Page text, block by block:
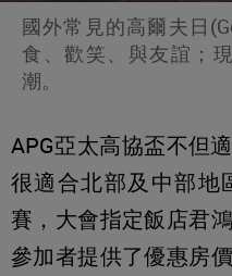
國外常見的高爾夫日
食、歡笑、與友誼；
潮。
APG亞太高協盃不但
很適合北部及中部地
賽，大會指定飯店君
參加者提供了優惠房